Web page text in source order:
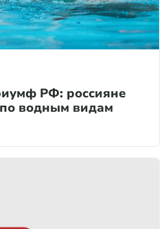
РФ: россияне
водным видам